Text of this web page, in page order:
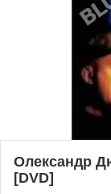
Олександр
[DVD]